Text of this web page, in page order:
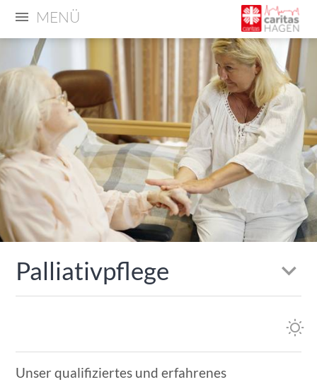
MENÜ
Palliativpflege
Unser qualifiziertes und erfahrenes